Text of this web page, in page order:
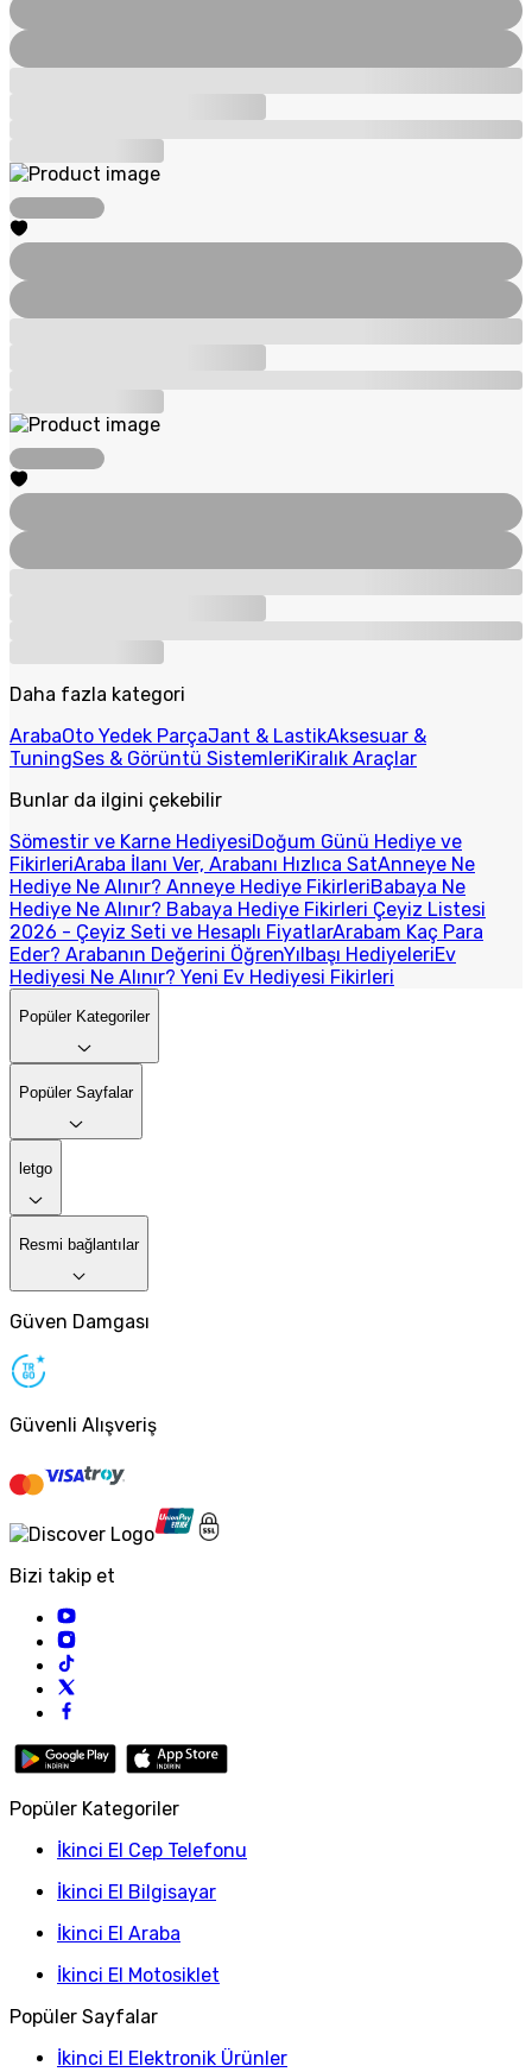
Daha fazla kategori
ArabaOto Yedek ParçaJant & LastikAksesuar &
TuningSes & Görüntü SistemleriKiralık Araçlar
Bunlar da ilgini çekebilir
Sömestir ve Karne HediyesiDoğum Günü Hediye ve
FikirleriAraba İlanı Ver, Arabanı Hızlıca SatAnneye Ne
Hediye Ne Alınır? Anneye Hediye FikirleriBabaya Ne
Hediye Ne Alınır? Babaya Hediye Fikirleri Çeyiz Listesi
2026 - Çeyiz Seti ve Hesaplı FiyatlarArabam Kaç Para
Eder? Arabanın Değerini ÖğrenYılbaşı HediyeleriEv
Hediyesi Ne Alınır? Yeni Ev Hediyesi Fikirleri
Popüler Kategoriler
Popüler Sayfalar
letgo
Resmi bağlantılar
Güven Damgası
Güvenli Alışveriş
Bizi takip et
Popüler Kategoriler
İkinci El Cep Telefonu
İkinci El Bilgisayar
İkinci El Araba
İkinci El Motosiklet
Popüler Sayfalar
İkinci El Elektronik Ürünler